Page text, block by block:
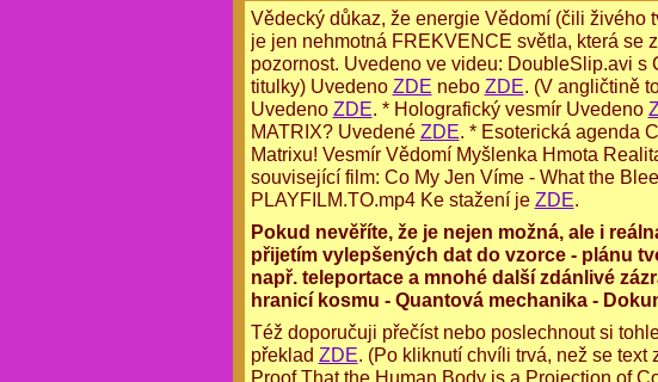
Vědecký důkaz, že energie Vědomí (čili živého
je jen nehmotná FREKVENCE světla, která se
pozornost. Uvedeno ve videu: DoubleSlip.avi s
titulky) Uvedeno ZDE nebo ZDE. (V angličtině
Uvedeno ZDE. * Holografický vesmír Uvedeno
MATRIX? Uvedené ZDE. * Esoterická agenda
Matrixu! Vesmír Vědomí Myšlenka Hmota
související film: Co My Jen Víme - What the
PLAYFILM.TO.mp4Ke stažení je ZDE.
Pokud nevěříte, že je nejen možná, ale i
přijetím vylepšených dat do vzorce - plánu
např. teleportace a mnohé další zdánlivé
hranicí kosmu - Quantová mechanika -
Též doporučuji přečíst nebo poslechnout si
překlad ZDE. (Po kliknutí chvíli trvá, než se
Proof That the Human Body is a Projection of